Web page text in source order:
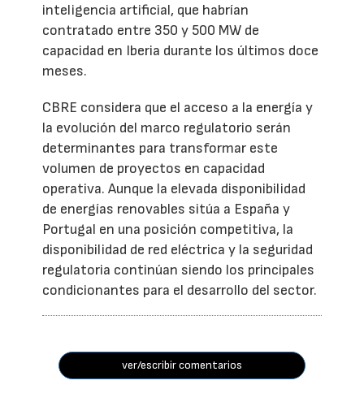
inteligencia artificial, que habrían
contratado entre 350 y 500 MW de
capacidad en Iberia durante los últimos doce
meses.
CBRE considera que el acceso a la energía y
la evolución del marco regulatorio serán
determinantes para transformar este
volumen de proyectos en capacidad
operativa. Aunque la elevada disponibilidad
de energías renovables sitúa a España y
Portugal en una posición competitiva, la
disponibilidad de red eléctrica y la seguridad
regulatoria continúan siendo los principales
condicionantes para el desarrollo del sector.
ver/escribir comentarios